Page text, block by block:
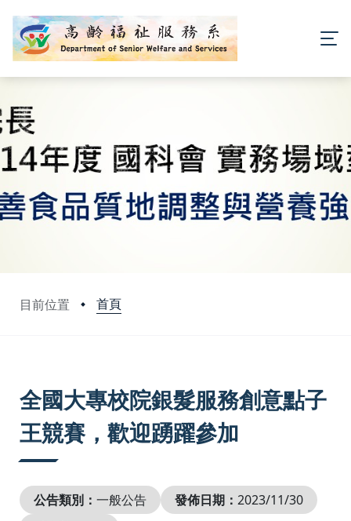
目前位置 首頁
全國大專校院銀髮服務創意點子
王競賽，歡迎踴躍參加
公告類別： 一般公告 發佈日期： 2023/11/30